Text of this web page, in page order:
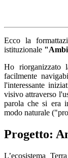
Ecco la
istituzionale
Ho riorganizzato
facilmente
l'interessante
visivo attraverso
parola che si era
modo naturale
Progetto:
L’ecosistema